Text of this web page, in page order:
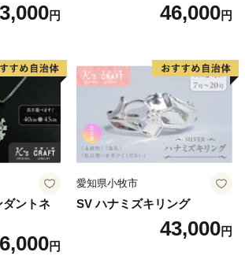
円 46,000円
ダントネ
円
愛知県小牧市
SV ハナミズキリング
43,000円